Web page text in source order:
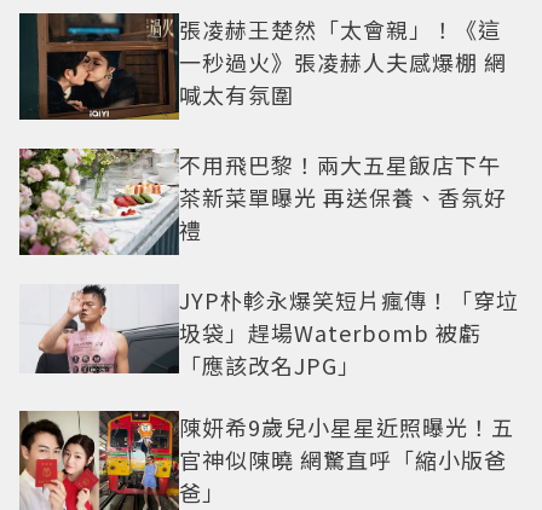
張凌赫王楚然「太會親」！《這
一秒過火》張凌赫人夫感爆棚 網
喊太有氛圍
不用飛巴黎！兩大五星飯店下午
茶新菜單曝光 再送保養、香氛好
禮
JYP朴軫永爆笑短片瘋傳！「穿垃
圾袋」趕場Waterbomb 被虧
「應該改名JPG」
陳妍希9歲兒小星星近照曝光！五
官神似陳曉 網驚直呼「縮小版爸
爸」